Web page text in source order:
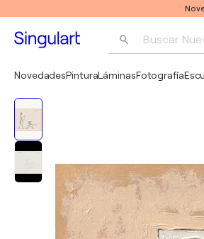
Buscar
NovedadesPinturaLáminasFotografía